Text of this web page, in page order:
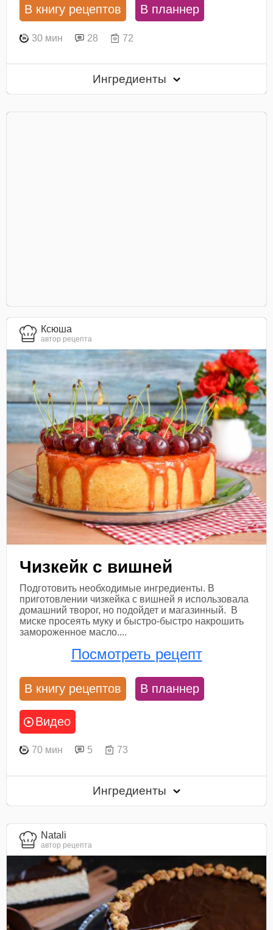
В книгу рецептов В планнер
30 мин 28 72
Ингредиенты
Ксюша
автор рецепта
Чизкейк с вишней
Подготовить необходимые ингредиенты. В
приготовлении чизкейка с вишней я использовала
домашний творог, но подойдет и магазинный. В
миске просеять муку и быстро-быстро накрошить
замороженное масло....
Посмотреть рецепт
В книгу рецептов В планнер
Видео
70 мин 5 73
Ингредиенты
Natali
автор рецепта